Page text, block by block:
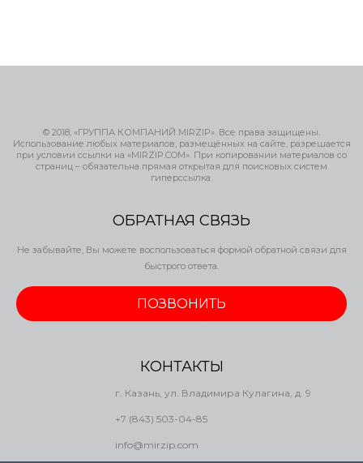
© 2018, «ГРУППА КОМПАНИЙ MIRZIP». Все права защищены.
Использование любых материалов, размещённых на сайте, разрешается
при условии ссылки на «MIRZIP.COM». При копировании материалов со
страниц – обязательна прямая открытая для поисковых систем
гиперссылка.
ОБРАТНАЯ СВЯЗЬ
Не забывайте, Вы можете воспользоваться формой обратной связи для
быстрого ответа.
ПОЗВОНИТЬ
КОНТАКТЫ
г. Казань, ул. Владимира Кулагина, д. 9
+7 (843) 503-04-85
info@mirzip.com